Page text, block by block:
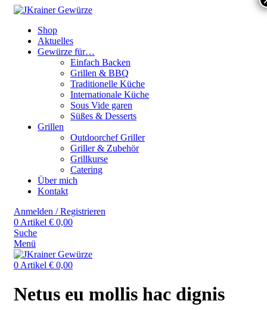
Shop
Aktuelles
Gewürze für…
Einfach Backen
Grillen & BBQ
Traditionelle Küche
Internationale Küche
Sous Vide garen
Süßes & Desserts
Grillen
Outdoorchef Griller
Griller & Zubehör
Grillkurse
Catering
Über mich
Kontakt
Anmelden / Registrieren
0 Artikel € 0,00
Suche
Menü
0 Artikel € 0,00
Netus eu mollis hac dignis